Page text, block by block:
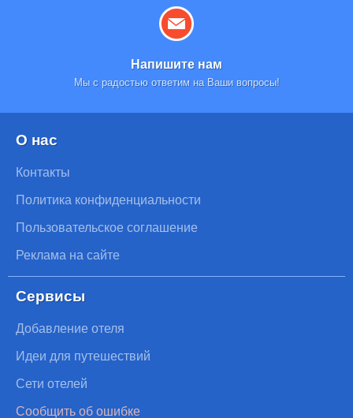
Напишите нам
Мы с радостью ответим на Ваши вопросы!
О нас
Контакты
Политика конфиденциальности
Пользовательское соглашение
Реклама на сайте
Сервисы
Добавление отеля
Идеи для путешествий
Сети отелей
Сообщить об ошибке